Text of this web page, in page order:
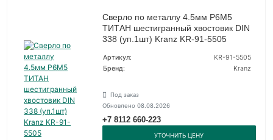
Сверло по металлу 4.5мм Р6М5
ТИТАН шестигранный хвостовик DIN
338 (уп.1шт) Kranz KR-91-5505
Артикул:
KR-91-5505
Бренд:
Kranz
Под заказ
Обновлено 08.08.2026
+7 8112 660-223
УТОЧНИТЬ ЦЕНУ